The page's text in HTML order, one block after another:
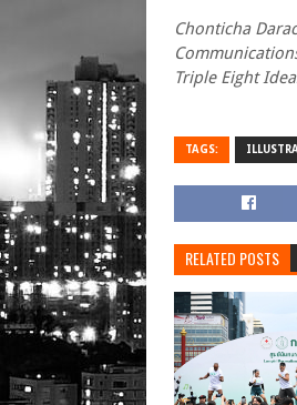
Chonticha
Triple Eight
TAGS:
RELATED POSTS